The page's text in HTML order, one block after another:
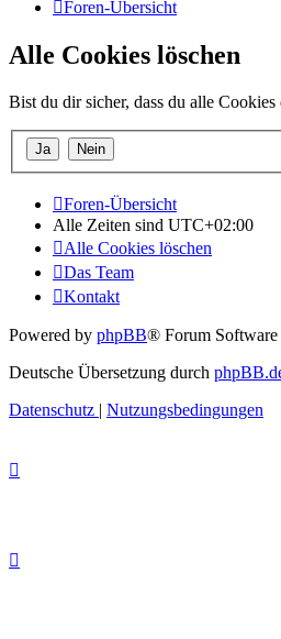
Foren-Übersicht
Alle Cookies löschen
Bist du dir sicher, dass du alle Cookies
Foren-Übersicht
Alle Zeiten sind UTC+02:00
Alle Cookies löschen
Das Team
Kontakt
Powered by phpBB® Forum
Deutsche Übersetzung durch
Datenschutz | Nutzungsbedingungen